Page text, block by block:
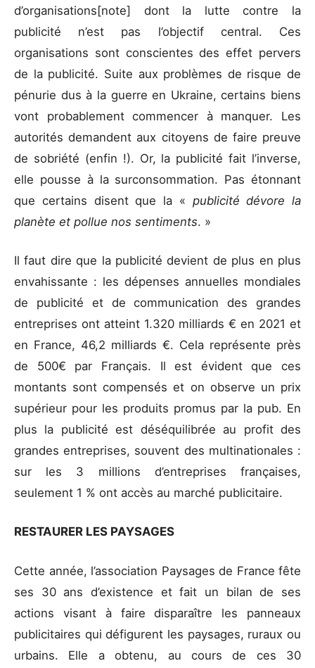
d’organisations[note] dont la lutte contre la
publicité n’est pas l’objectif central. Ces
organisations sont conscientes des effet pervers
de la publicité. Suite aux problèmes de risque de
pénurie dus à la guerre en Ukraine, certains biens
vont probablement commencer à manquer. Les
autorités demandent aux citoyens de faire preuve
de sobriété (enfin !). Or, la publicité fait l’inverse,
elle pousse à la surconsommation. Pas étonnant
que certains disent que la « publicité dévore la
planète et pollue nos sentiments. »
Il faut dire que la publicité devient de plus en plus
envahissante : les dépenses annuelles mondiales
de publicité et de communication des grandes
entreprises ont atteint 1.320 milliards € en 2021 et
en France, 46,2 milliards €. Cela représente près
de 500€ par Français. Il est évident que ces
montants sont compensés et on observe un prix
supérieur pour les produits promus par la pub. En
plus la publicité est déséquilibrée au profit des
grandes entreprises, souvent des multinationales :
sur les 3 millions d’entreprises françaises,
seulement 1 % ont accès au marché publicitaire.
RESTAURER LES PAYSAGES
Cette année, l’association Paysages de France fête
ses 30 ans d’existence et fait un bilan de ses
actions visant à faire disparaître les panneaux
publicitaires qui défigurent les paysages, ruraux ou
urbains. Elle a obtenu, au cours de ces 30